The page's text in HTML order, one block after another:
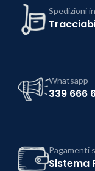
Spedizioni
Whatsapp
339 666
Pagamenti
Sistema